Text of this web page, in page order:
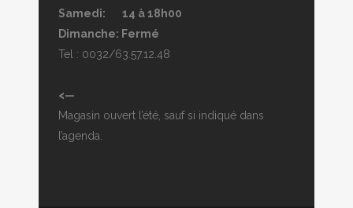
Samedi: 14 à 18h00
Dimanche: Fermé
Tel : 0032/63.57.12.48
<—
Magasin ouvert l’été, sauf si indiqué dans
l’agenda.